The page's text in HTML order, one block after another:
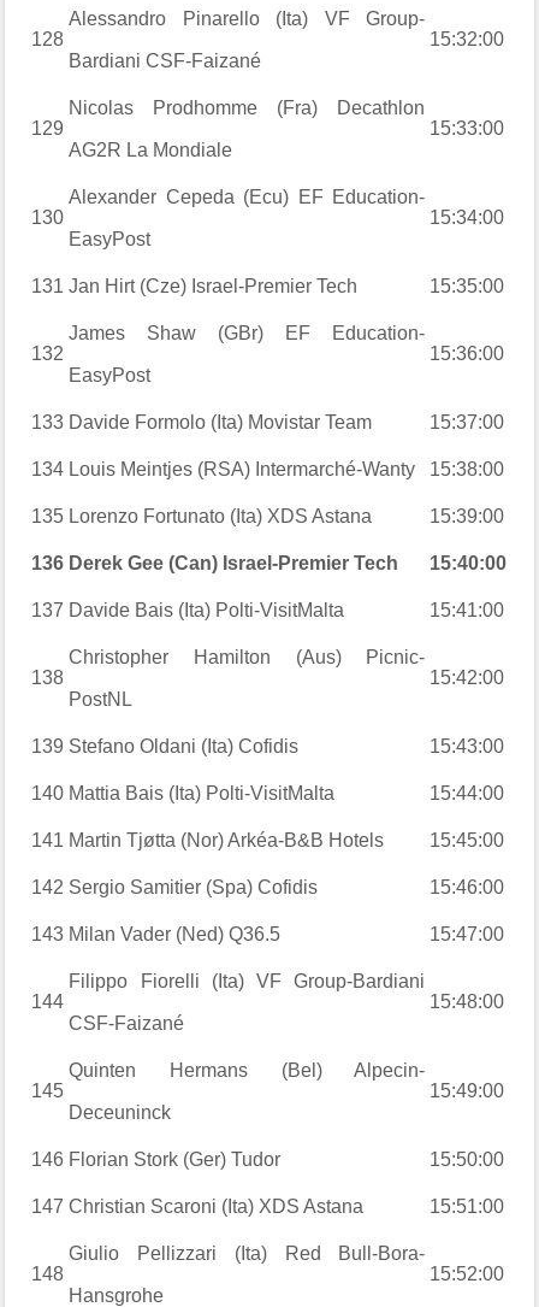
128
Alessandro Pinarello (Ita) VF Group-
Bardiani CSF-Faizané
15:32:00
129
Nicolas Prodhomme (Fra) Decathlon
AG2R La Mondiale
15:33:00
130
Alexander Cepeda (Ecu) EF Education-
EasyPost
15:34:00
131 Jan Hirt (Cze) Israel-Premier Tech 15:35:00
132
James Shaw (GBr) EF Education-
EasyPost
15:36:00
133 Davide Formolo (Ita) Movistar Team 15:37:00
134 Louis Meintjes (RSA) Intermarché-Wanty 15:38:00
135 Lorenzo Fortunato (Ita) XDS Astana 15:39:00
136 Derek Gee (Can) Israel-Premier Tech 15:40:00
137 Davide Bais (Ita) Polti-VisitMalta 15:41:00
138
Christopher Hamilton (Aus) Picnic-
PostNL
15:42:00
139 Stefano Oldani (Ita) Cofidis 15:43:00
140 Mattia Bais (Ita) Polti-VisitMalta 15:44:00
141 Martin Tjøtta (Nor) Arkéa-B&B Hotels 15:45:00
142 Sergio Samitier (Spa) Cofidis 15:46:00
143 Milan Vader (Ned) Q36.5 15:47:00
144
Filippo Fiorelli (Ita) VF Group-Bardiani
CSF-Faizané
15:48:00
145
Quinten Hermans (Bel) Alpecin-
Deceuninck
15:49:00
146 Florian Stork (Ger) Tudor 15:50:00
147 Christian Scaroni (Ita) XDS Astana 15:51:00
148
Giulio Pellizzari (Ita) Red Bull-Bora-
Hansgrohe
15:52:00